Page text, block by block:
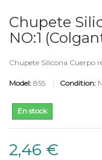
Chupete
NO:1
Chupete Silicona Cuerpo
Model: 855 Condition:
En stock
2,46 €